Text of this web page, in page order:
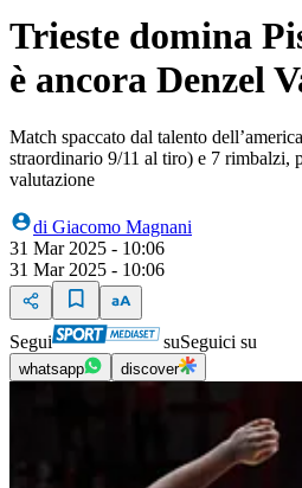
Trieste domina
è ancora Denzel
Match spaccato dal talento
straordinario 9/11 al tiro) e 7 rimbalzi,
valutazione
di Giacomo Magnani
31 Mar 2025 - 10:06
31 Mar 2025 - 10:06
Segui suSeguici su
whatsapp discover